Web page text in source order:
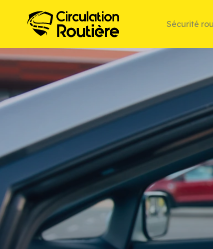
Sécurité